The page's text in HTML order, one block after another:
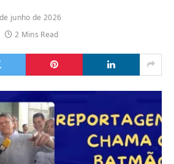
junho de 2026
2 Mins Read